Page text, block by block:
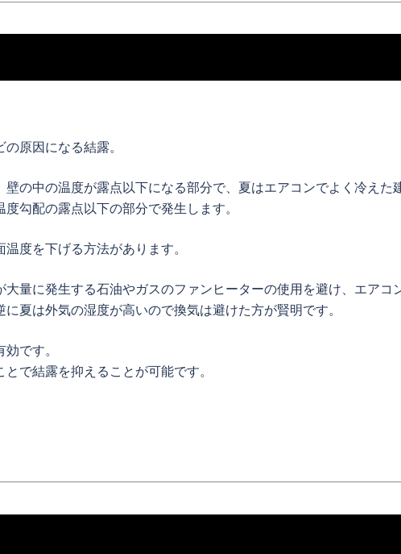
原因になる結露。
の中の温度が露点以下になる部分で、夏はエアコンでよく冷えた
勾配の露点以下の部分で発生します。
度を下げる方法があります。
量に発生する石油やガスのファンヒーターの使用を避け、エアコ
夏は外気の湿度が高いので換気は避けた方が賢明です。
です。
で結露を抑えることが可能です。